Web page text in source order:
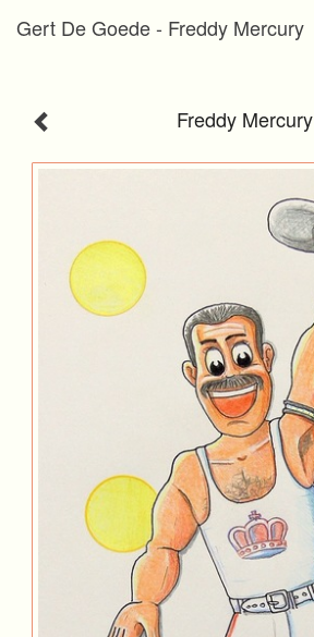
Gert De Goede - Freddy Mercury
Freddy Mercury